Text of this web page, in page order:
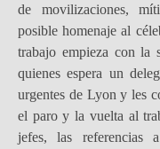
de movilizaciones,
posible homenaje al
trabajo empieza con la
quienes espera un
urgentes de Lyon y les
el paro y la vuelta al
jefes, las referencias